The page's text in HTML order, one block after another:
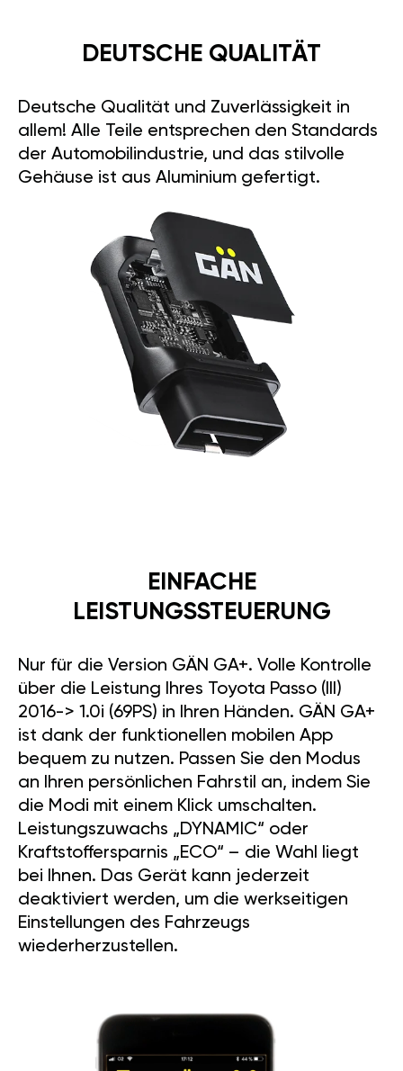
DEUTSCHE QUALITÄT
Deutsche Qualität und Zuverlässigkeit in
allem! Alle Teile entsprechen den Standards
der Automobilindustrie, und das stilvolle
Gehäuse ist aus Aluminium gefertigt.
EINFACHE
LEISTUNGSSTEUERUNG
Nur für die Version GÄN GA+. Volle Kontrolle
über die Leistung Ihres Toyota Passo (III)
2016-> 1.0i (69PS) in Ihren Händen. GÄN GA+
ist dank der funktionellen mobilen App
bequem zu nutzen. Passen Sie den Modus
an Ihren persönlichen Fahrstil an, indem Sie
die Modi mit einem Klick umschalten.
Leistungszuwachs „DYNAMIC“ oder
Kraftstoffersparnis „ECO“ – die Wahl liegt
bei Ihnen. Das Gerät kann jederzeit
deaktiviert werden, um die werkseitigen
Einstellungen des Fahrzeugs
wiederherzustellen.